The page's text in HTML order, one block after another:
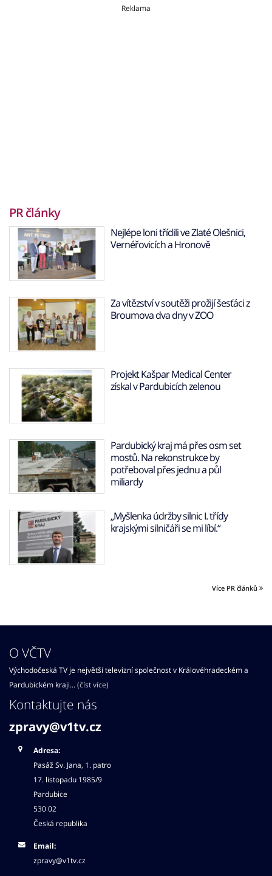
Reklama
PR články
Nejlépe loni třídili ve Zlaté Olešnici,
Vernéřovicích a Hronově
Za vítězství v soutěži prožijí šesťáci z
Broumova dva dny v ZOO
Projekt Kašpar Medical Center
získal v Pardubicích zelenou
Pardubický kraj má přes osm set
mostů. Na rekonstrukce by
potřeboval přes jednu a půl
miliardy
„Myšlenka údržby silnic I. třídy
krajskými silničáři se mi líbí.“
Více PR článků
O VČTV
Východočeská TV je největší televizní společnost v Královéhradeckém a
Pardubickém kraji... (číst více)
Kontaktujte nás
zpravy@v1tv.cz
Adresa:
Pasáž Sv. Jana, 1. patro
17. listopadu 1985/9
Pardubice
530 02
Česká republika
Email:
zpravy@v1tv.cz